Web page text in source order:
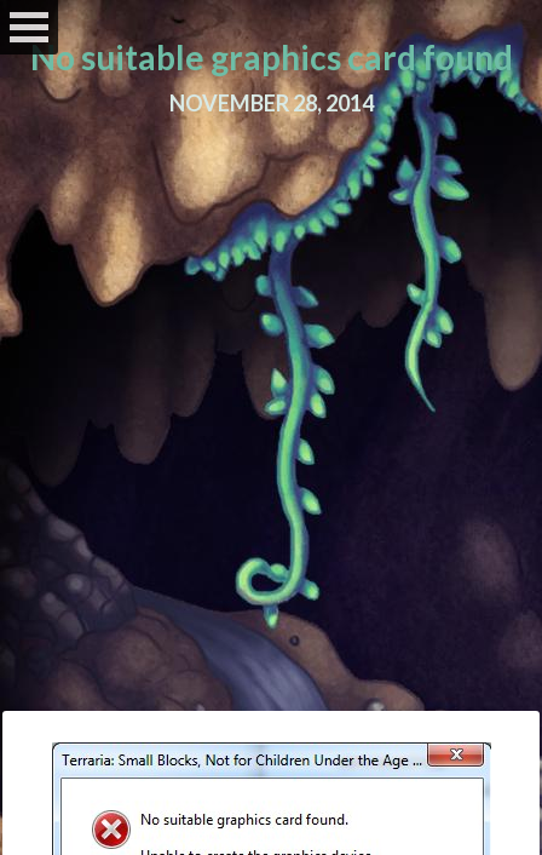
No suitable graphics card found
NOVEMBER 28, 2014